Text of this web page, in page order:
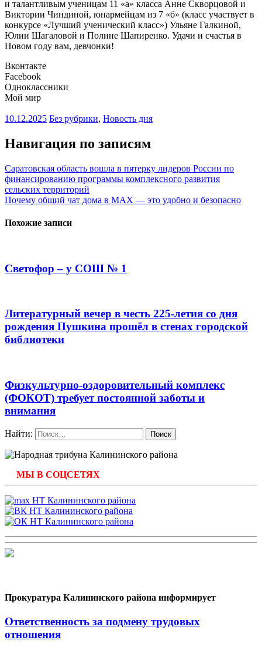
и талантливым ученицам 11 «а» класса Анне Скворцовой и
Виктории Чиндиной, юнармейцам из 7 «б» (класс участвует в
конкурсе «Лучший ученический класс») Ульяне Галкиной,
Юлии Шагаловой и Полине Шапиренко. Удачи и счастья в
Новом году вам, девчонки!
Вконтакте
Facebook
Одноклассники
Мой мир
10.12.2025 Без рубрики, Новость дня
Навигация по записям
Саратовская область вошла в пятерку лидеров России по
финансированию программы комплексного развития
сельских территорий
Почему общий чат дома в MAX — это удобно и безопасно
Похожие записи
Светофор – у СОШ № 1
Литературный вечер в честь 225-летия со дня
рождения Пушкина прошёл в стенах городской
библиотеки
Физкультурно-оздоровительный комплекс
(ФОКОТ) требует постоянной заботы и
внимания
Найти:
МЫ В СОЦСЕТЯХ
Прокуратура Калининского района информирует
Ответственность за подмену трудовых
отношения